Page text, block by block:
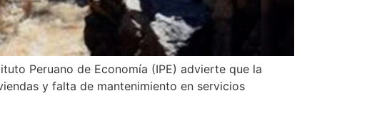
Peruano de Economía (IPE) advierte que la
y falta de mantenimiento en servicios